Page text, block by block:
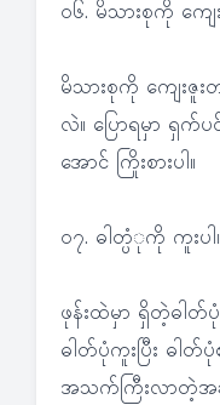
၀၆. မိသားစုကို ကျေး
မိသားစုကို ကျေးဇူ
လဲ။ ပြောရမှာ ရှက်
အောင် ကြိုးစားပါ။
၀၇. ဓါတ္ပံုကို ကူးပါ။
ဖုန်းထဲမှာ ရှိတဲ့ဓါတ်
ဓါတ်ပုံကူးပြီး ဓါတ်
အသက်ကြီးလာတဲ့အ